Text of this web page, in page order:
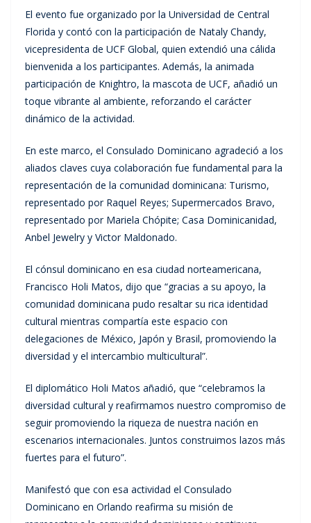
El evento fue organizado por la Universidad de Central
Florida y contó con la participación de Nataly Chandy,
vicepresidenta de UCF Global, quien extendió una cálida
bienvenida a los participantes. Además, la animada
participación de Knightro, la mascota de UCF, añadió un
toque vibrante al ambiente, reforzando el carácter
dinámico de la actividad.
En este marco, el Consulado Dominicano agradeció a los
aliados claves cuya colaboración fue fundamental para la
representación de la comunidad dominicana: Turismo,
representado por Raquel Reyes; Supermercados Bravo,
representado por Mariela Chópite; Casa Dominicanidad,
Anbel Jewelry y Victor Maldonado.
El cónsul dominicano en esa ciudad norteamericana,
Francisco Holi Matos, dijo que “gracias a su apoyo, la
comunidad dominicana pudo resaltar su rica identidad
cultural mientras compartía este espacio con
delegaciones de México, Japón y Brasil, promoviendo la
diversidad y el intercambio multicultural”.
El diplomático Holi Matos añadió, que “celebramos la
diversidad cultural y reafirmamos nuestro compromiso de
seguir promoviendo la riqueza de nuestra nación en
escenarios internacionales. Juntos construimos lazos más
fuertes para el futuro”.
Manifestó que con esa actividad el Consulado
Dominicano en Orlando reafirma su misión de